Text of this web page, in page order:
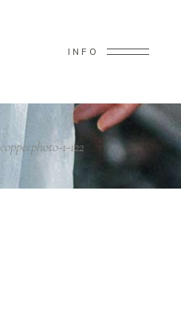
INFO
1-122